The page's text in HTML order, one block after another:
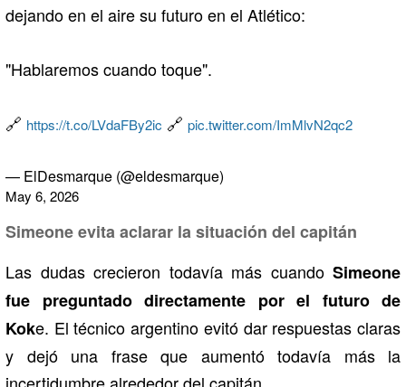
dejando en el aire su futuro en el Atlético:
"Hablaremos cuando toque".
🔗 https://t.co/LVdaFBy2ic 🔗 pic.twitter.com/ImMlvN2qc2
— ElDesmarque (@eldesmarque)
May 6, 2026
Simeone evita aclarar la situación del capitán
Las dudas crecieron todavía más cuando Simeone
fue preguntado directamente por el futuro de
Koke. El técnico argentino evitó dar respuestas claras
y dejó una frase que aumentó todavía más la